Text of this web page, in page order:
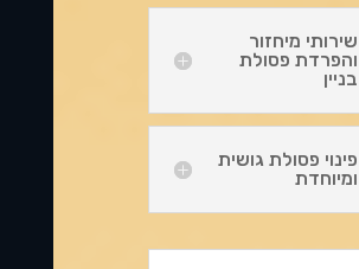
שירותי מיחזור
והפרדת פסולת
בניין
פינוי פסולת גושית
ומיוחדת